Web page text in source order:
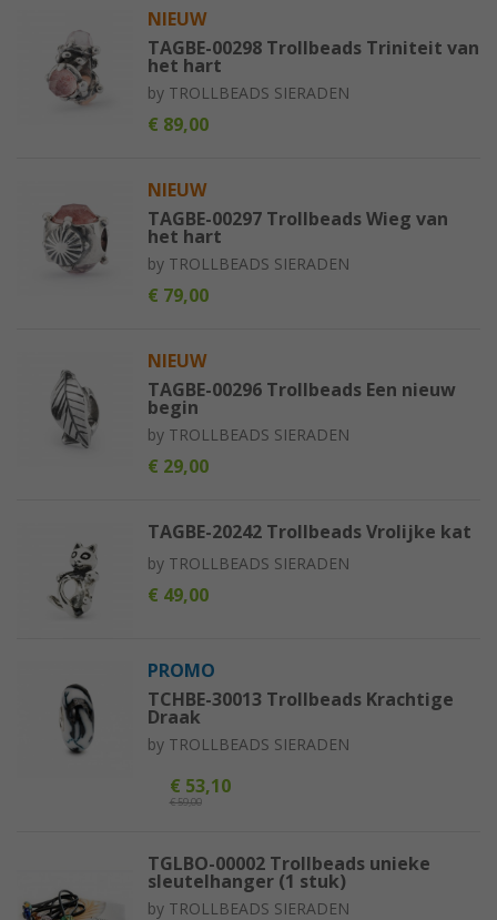
NIEUW
TAGBE-00298 Trollbeads Triniteit van
het hart
by TROLLBEADS SIERADEN
€ 89,00
NIEUW
TAGBE-00297 Trollbeads Wieg van
het hart
by TROLLBEADS SIERADEN
€ 79,00
NIEUW
TAGBE-00296 Trollbeads Een nieuw
begin
by TROLLBEADS SIERADEN
€ 29,00
TAGBE-20242 Trollbeads Vrolijke kat
by TROLLBEADS SIERADEN
€ 49,00
PROMO
TCHBE-30013 Trollbeads Krachtige
Draak
by TROLLBEADS SIERADEN
€ 53,10
€ 59,00
TGLBO-00002 Trollbeads unieke
sleutelhanger (1 stuk)
by TROLLBEADS SIERADEN